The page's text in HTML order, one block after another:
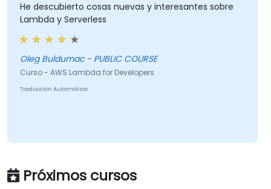
He descubierto cosas nuevas y interesantes sobre
Lambda y Serverless
Oleg Buldumac - PUBLIC COURSE
Curso - AWS Lambda for Developers
Traducción Automática
Próximos cursos